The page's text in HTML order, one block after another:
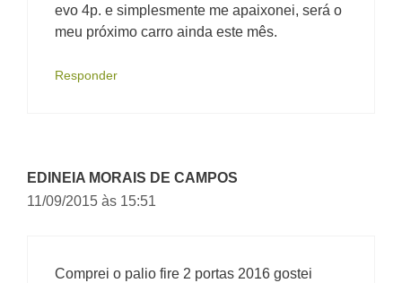
evo 4p. e simplesmente me apaixonei, será o
meu próximo carro ainda este mês.
Responder
EDINEIA MORAIS DE CAMPOS
11/09/2015 às 15:51
Comprei o palio fire 2 portas 2016 gostei